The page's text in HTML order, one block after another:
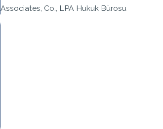
Associates, Co., LPA Hukuk Bürosu